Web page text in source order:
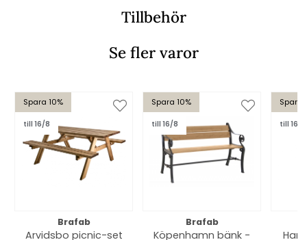
Tillbehör
Se fler varor
Spara 10%
till 16/8
Brafab
Arvidsbo picnic-set
Spara 10%
till 16/8
Brafab
Köpenhamn bänk -
Spara
till 16/8